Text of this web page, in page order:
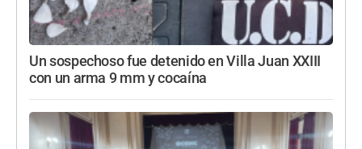
Un sospechoso fue detenido en Villa Juan XXIII
con un arma 9 mm y cocaína